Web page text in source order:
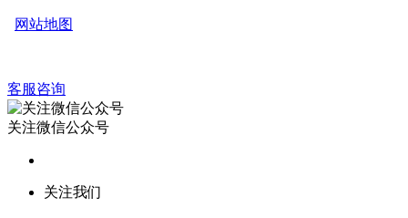
网站地图
客服咨询
关注微信公众号
关注我们